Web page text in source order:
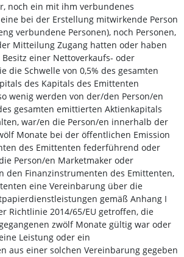
noch ein mit ihm verbundenes
bei der Erstellung mitwirkende Person
verbundene Personen), noch Personen,
Mitteilung Zugang hatten oder haben
einer Nettoverkaufs- oder
die Schwelle von 0,5% des gesamten
des Kapitals des Emittenten
wenig werden von der/den Person/en
gesamten emittierten Aktienkapitals
war/en die Person/en innerhalb der
Monate bei der öffentlichen Emission
des Emittenten federführend oder
Person/en Marketmaker oder
den Finanzinstrumenten des Emittenten,
eine Vereinbarung über die
gemäß Anhang I
Richtlinie 2014/65/EU getroffen, die
zwölf Monate gültig war oder
Leistung oder ein
aus einer solchen Vereinbarung gegeben